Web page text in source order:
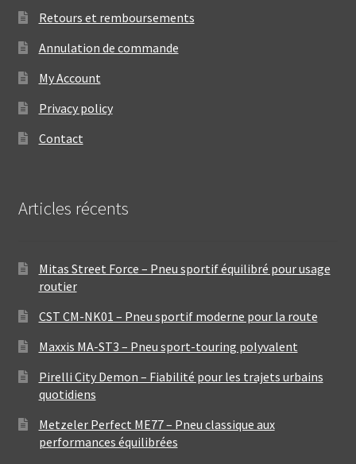
Retours et remboursements
Annulation de commande
My Account
Privacy policy
Contact
Articles récents
Mitas Street Force – Pneu sportif équilibré pour usage
routier
CST CM-NK01 – Pneu sportif moderne pour la route
Maxxis MA-ST3 – Pneu sport-touring polyvalent
Pirelli City Demon – Fiabilité pour les trajets urbains
quotidiens
Metzeler Perfect ME77 – Pneu classique aux
performances équilibrées